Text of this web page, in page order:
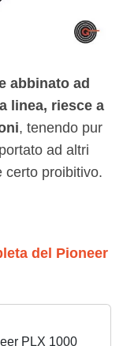
abbinato ad
linea, riesce a
, tenendo pur
ad altri
certo proibitivo.
del Pioneer
PLX 1000